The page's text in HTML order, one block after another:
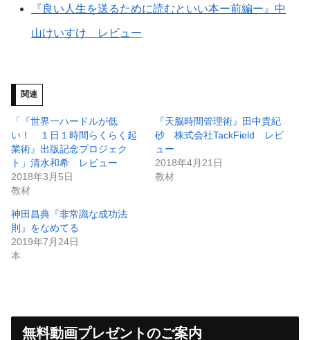
『良い人生を送るために読むといい本ー前編ー』中
山けいすけ レビュー
関連
「『世界一ハードルが低
い！ １日１時間らくらく起
業術』出版記念プロジェク
ト」清水和希 レビュー
2018年3月5日
教材
『天脳時間管理術』田中貴紀
砂 株式会社TackField レビ
ュー
2018年4月21日
教材
神田昌典『非常識な成功法
則』をなめてる
2019年7月24日
本
無料動画プレゼントのご案内